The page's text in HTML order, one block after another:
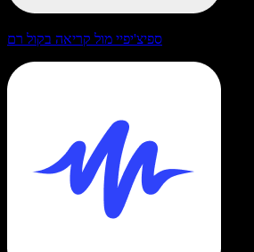
ספיצ'יפיי מול קריאה בקול רם